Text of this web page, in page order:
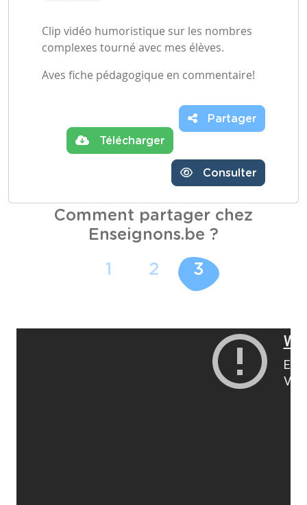
Clip vidéo humoristique sur les nombres
complexes tourné avec mes élèves.
Aves fiche pédagogique en commentaire!
Télécharger
Partager
Consulter
Comment partager chez
Enseignons.be ?
1 2 3